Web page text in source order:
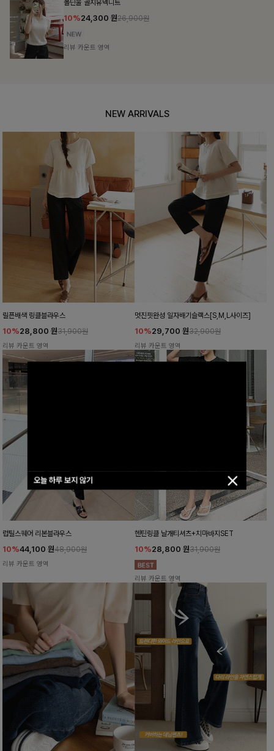
오늘 하루 보지 않기
폴딘울 골지유넥니트
10%24,300 원26,900원
리뷰 카운트 영역
NEW ARRIVALS
릴픈배색 링클블라우스
10%28,800 원31,900원
리뷰 카운트 영역
멋진핏완성 일자배기슬랙스[S,M,L사이즈]
10%29,700 원32,900원
리뷰 카운트 영역
럽틸스퀘어 리본블라우스
10%44,100 원48,900원
리뷰 카운트 영역
헨틴링클 날개티셔츠+치마바지SET
10%28,800 원31,900원
리뷰 카운트 영역